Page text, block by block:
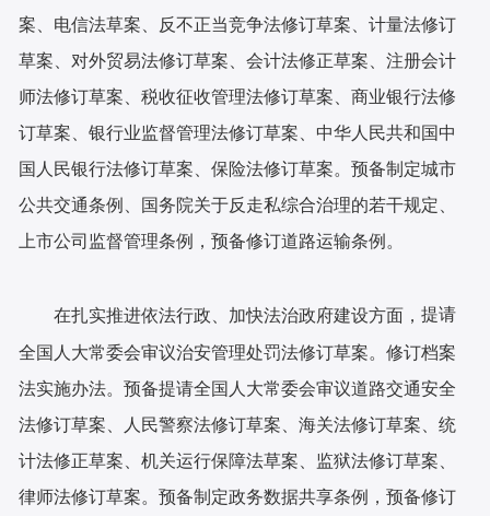
案、电信法草案、反不正当竞争法修订草案、计量法修订
草案、对外贸易法修订草案、会计法修正草案、注册会计
师法修订草案、税收征收管理法修订草案、商业银行法修
订草案、银行业监督管理法修订草案、中华人民共和国中
国人民银行法修订草案、保险法修订草案。预备制定城市
公共交通条例、国务院关于反走私综合治理的若干规定、
上市公司监督管理条例，预备修订道路运输条例。
在扎实推进依法行政、加快法治政府建设方面，提请
全国人大常委会审议治安管理处罚法修订草案。修订档案
法实施办法。预备提请全国人大常委会审议道路交通安全
法修订草案、人民警察法修订草案、海关法修订草案、统
计法修正草案、机关运行保障法草案、监狱法修订草案、
律师法修订草案。预备制定政务数据共享条例，预备修订